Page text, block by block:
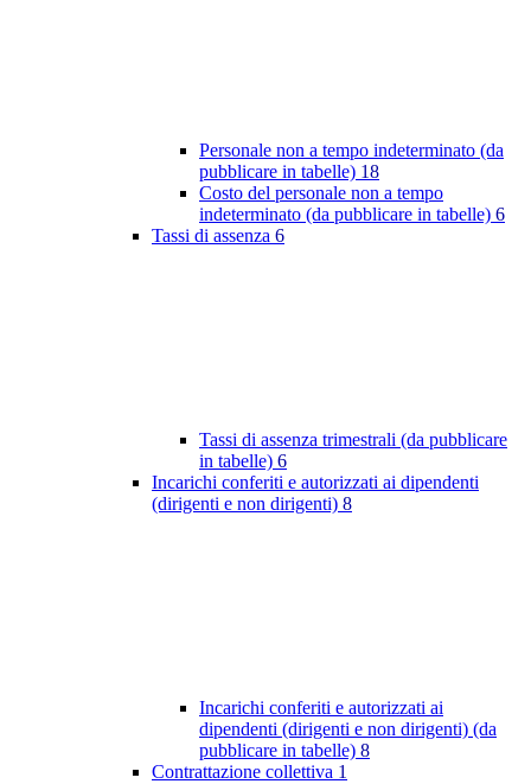
Personale non a tempo indeterminato (da
pubblicare in tabelle) 18
Costo del personale non a tempo
indeterminato (da pubblicare in tabelle) 6
Tassi di assenza 6
Tassi di assenza trimestrali (da pubblicare
in tabelle) 6
Incarichi conferiti e autorizzati ai dipendenti
(dirigenti e non dirigenti) 8
Incarichi conferiti e autorizzati ai
dipendenti (dirigenti e non dirigenti) (da
pubblicare in tabelle) 8
Contrattazione collettiva 1